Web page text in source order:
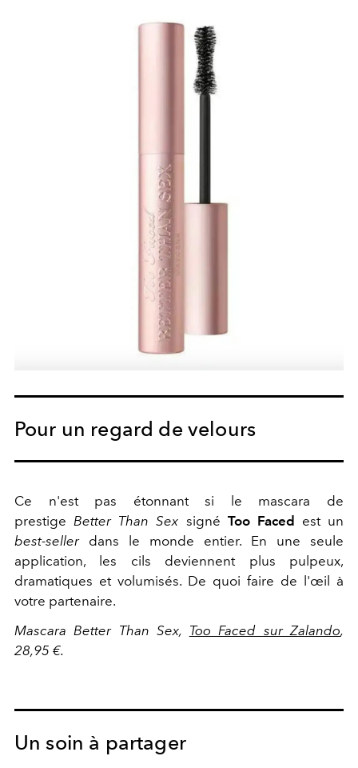
Pour un regard de velours
Ce n'est pas étonnant si le mascara de
prestige Better Than Sex signé Too Faced est un
best-sellerdans le monde entier. En une seule
application, les cils deviennent plus pulpeux,
dramatiques et volumisés. De quoi faire de l'œil à
votre partenaire.
Mascara Better Than Sex, Too Faced sur Zalando,
28,95 €.
Un soin à partager